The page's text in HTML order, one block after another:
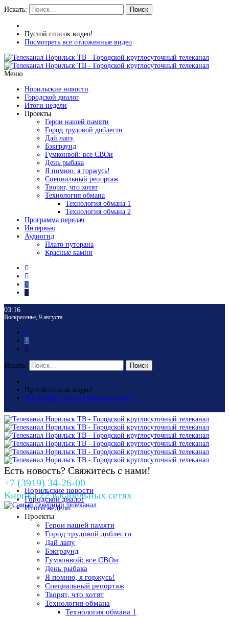
Искать: Поиск
Пустой список видео!
Посмотреть все отложенные видео
Меню
Норильские новости
Городской диалог
Итоги недели
Проекты
Герои нашей памяти
Город трудовой доблести
Дай лапу
Бэкграунд
Гумконвой: все СВОи
День рыбака
Я помню, я горжусь!
Специальный репортаж
Творят, что хотят
Технология обмана
Технология обмана 1
Технология обмана 2
Программа передач
Интервью
Аудиогид
Плато путорана
Красные камни
03:16
Воскресенье, 9 августа
Искать: Поиск
Пустой список видео!
Посмотреть все отложенные видео
Есть новость? Свяжитесь с нами!
+7 (3919) 34-26-00
Кнопка 22 в кабельных сетях
Норильские новости
Городской диалог
Итоги недели
Проекты
Герои нашей памяти
Город трудовой доблести
Дай лапу
Бэкграунд
Гумконвой: все СВОи
День рыбака
Я помню, я горжусь!
Специальный репортаж
Творят, что хотят
Технология обмана
Технология обмана 1